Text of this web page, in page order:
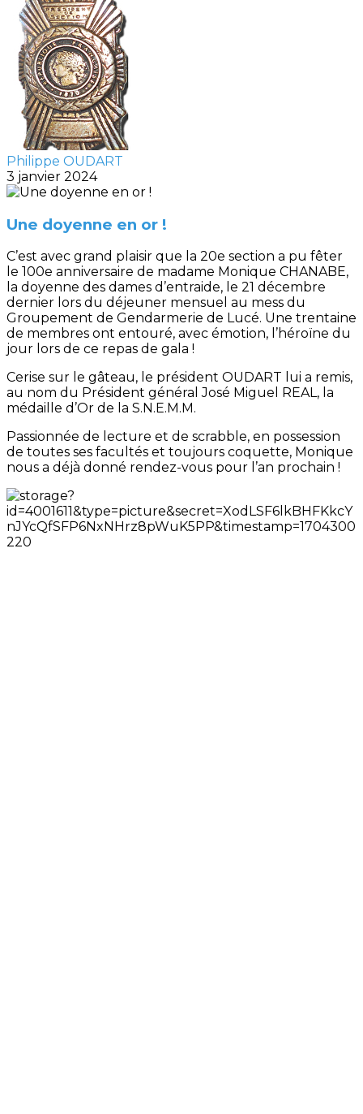
Philippe OUDART
3 janvier 2024
Une doyenne en or !
C’est avec grand plaisir que la 20e section a pu fêter
le 100e anniversaire de madame Monique CHANABE,
la doyenne des dames d’entraide, le 21 décembre
dernier lors du déjeuner mensuel au mess du
Groupement de Gendarmerie de Lucé. Une trentaine
de membres ont entouré, avec émotion, l’héroïne du
jour lors de ce repas de gala !
Cerise sur le gâteau, le président OUDART lui a remis,
au nom du Président général José Miguel REAL, la
médaille d’Or de la S.N.E.M.M.
Passionnée de lecture et de scrabble, en possession
de toutes ses facultés et toujours coquette, Monique
nous a déjà donné rendez-vous pour l’an prochain !